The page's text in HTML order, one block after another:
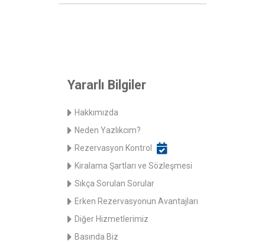
Yararlı Bilgiler
Hakkımızda
Neden Yazlıkcım?
Rezervasyon Kontrol
Kiralama Şartları ve Sözleşmesi
Sıkça Sorulan Sorular
Erken Rezervasyonun Avantajları
Diğer Hizmetlerimiz
Basında Biz